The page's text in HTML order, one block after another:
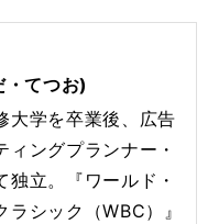
てつお)
大学を卒業後、広告
ィングプランナー・
独立。『ワールド・
シック（WBC）』